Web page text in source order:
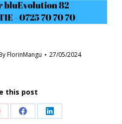
FlorinMangu 27/05/2024
this post
Share Share